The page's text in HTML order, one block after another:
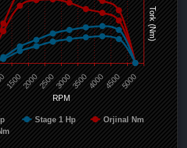
RPM
Tork (Nm)
Stage 1 Hp
Orjinal Nm
15002000250030003500400045005000